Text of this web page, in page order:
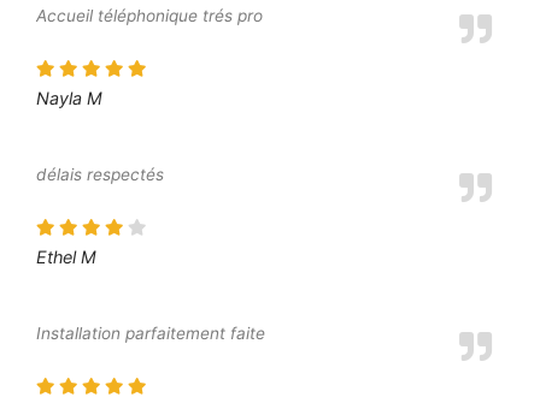
Accueil téléphonique trés pro
Nayla M
délais respectés
Ethel M
Installation parfaitement faite